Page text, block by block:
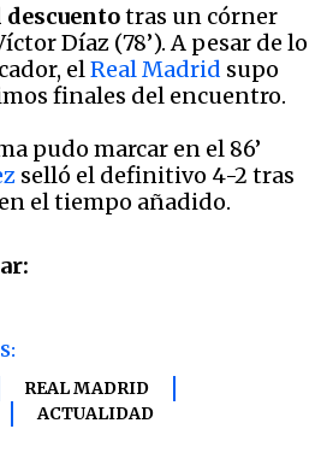
descuentotras un córner
Díaz (78’). A pesar de lo
elReal Madrid supo
finales del encuentro.
pudo marcar en el 86’
selló el definitivo 4-2 tras
el tiempo añadido.
REAL MADRID
ACTUALIDAD